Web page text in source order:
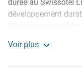
Description
durée au Swissôtel
développement
paisibles séjours
Voir plus